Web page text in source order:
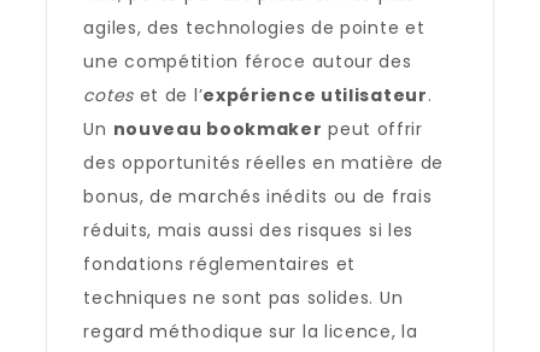
agiles, des technologies de pointe et
une compétition féroce autour des
coteset de l’expérience utilisateur.
Un nouveau bookmaker peut offrir
des opportunités réelles en matière de
bonus, de marchés inédits ou de frais
réduits, mais aussi des risques si les
fondations réglementaires et
techniques ne sont pas solides. Un
regard méthodique sur la licence, la